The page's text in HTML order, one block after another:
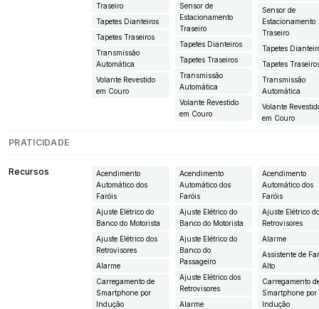
Traseiro
Tapetes Dianteiros
Tapetes Traseiros
Transmissão
Automática
Volante Revestido
em Couro
Sensor de
Estacionamento
Traseiro
Tapetes Dianteiros
Tapetes Traseiros
Transmissão
Automática
Volante Revestido
em Couro
Sensor de
Estacionamento
Traseiro
Tapetes
Tapetes
Transmissão
Automática
Volante
em Couro
PRATICIDADE
Recursos
Acendimento
Automático dos
Faróis
Ajuste Elétrico do
Banco do Motorista
Ajuste Elétrico dos
Retrovisores
Alarme
Carregamento de
Smartphone por
Indução
Acendimento
Automático dos
Faróis
Ajuste Elétrico do
Banco do Motorista
Ajuste Elétrico do
Banco do
Passageiro
Ajuste Elétrico dos
Retrovisores
Alarme
Acendimento
Automático dos
Faróis
Ajuste Elétrico
Retrovisores
Alarme
Assistente de
Alto
Carregamento
Smartphone por
Indução